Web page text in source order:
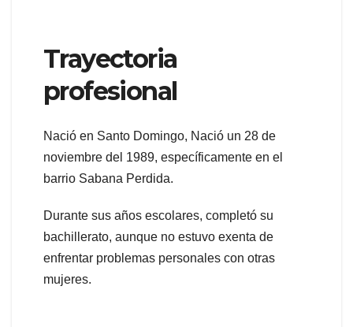
Trayectoria
profesional
Nació en Santo Domingo, Nació un 28 de
noviembre del 1989, específicamente en el
barrio Sabana Perdida.
Durante sus años escolares, completó su
bachillerato, aunque no estuvo exenta de
enfrentar problemas personales con otras
mujeres.